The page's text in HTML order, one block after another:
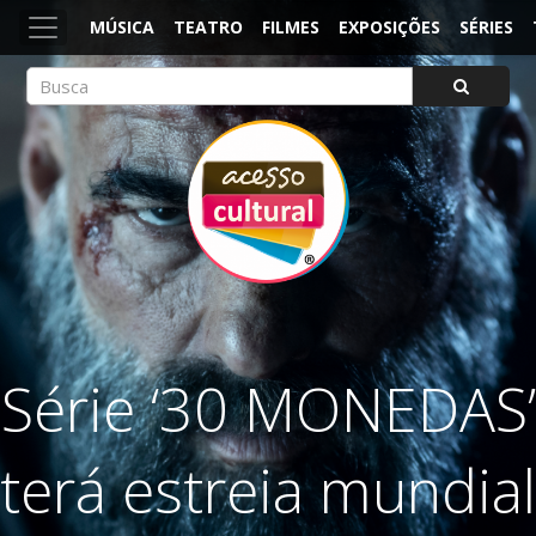
MÚSICA TEATRO FILMES EXPOSIÇÕES SÉRIES
ACESSO CULTURAL
Arte, Cultura Pop e Entretenimento
Série ‘30 MONEDAS’
terá estreia mundial